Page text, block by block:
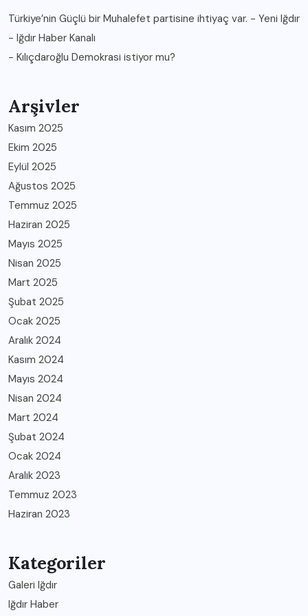
Türkiye’nin Güçlü bir Muhalefet partisine ihtiyaç var. - Yeni Iğdır
- Iğdır Haber Kanalı
- Kılıçdaroğlu Demokrasi istiyor mu?
Arşivler
Kasım 2025
Ekim 2025
Eylül 2025
Ağustos 2025
Temmuz 2025
Haziran 2025
Mayıs 2025
Nisan 2025
Mart 2025
Şubat 2025
Ocak 2025
Aralık 2024
Kasım 2024
Mayıs 2024
Nisan 2024
Mart 2024
Şubat 2024
Ocak 2024
Aralık 2023
Temmuz 2023
Haziran 2023
Kategoriler
Galeri Iğdır
Iğdır Haber